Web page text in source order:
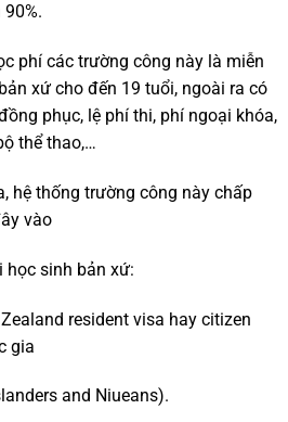
phí các trường công này là miễn
xứ cho đến 19 tuổi, ngoài ra có
phục, lệ phí thi, phí ngoại khóa,
thể thao,…
hệ thống trường công này chấp
vào
học sinh bản xứ:
resident visa hay citizen
gia
and Niueans).